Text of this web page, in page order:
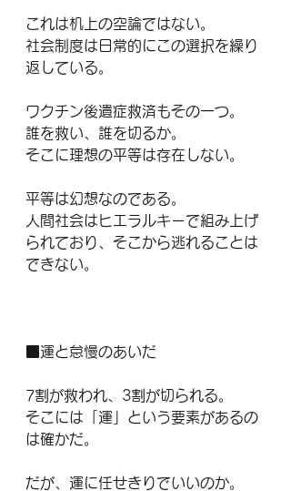
これは机上の空論ではない。
社会制度は日常的にこの選択を繰り
返している。
ワクチン後遺症救済もその一つ。
誰を救い、誰を切るか。
そこに理想の平等は存在しない。
平等は幻想なのである。
人間社会はヒエラルキーで組み上げ
られており、そこから逃れることは
できない。
■運と怠慢のあいだ
7割が救われ、3割が切られる。
そこには「運」という要素があるの
は確かだ。
だが、運に任せきりでいいのか。